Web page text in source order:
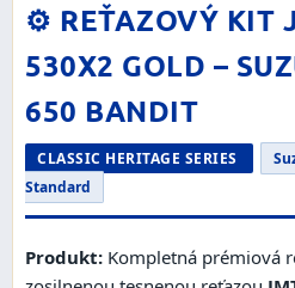
⚙️ REŤAZOVÝ KIT
530X2 GOLD –
650 BANDIT
CLASSIC HERITAGE SERIES
Standard
Produkt: Kompletná prémiová